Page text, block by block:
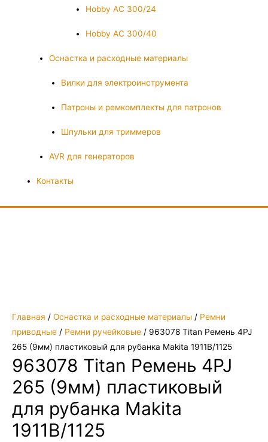
Hobby AC 300/24
Hobby AC 300/40
Оснастка и расходные материалы
Вилки для электроинструмента
Патроны и ремкомплекты для патронов
Шпульки для триммеров
AVR для генераторов
Контакты
Главная / Оснастка и расходные материалы / Ремни
приводные / Ремни ручейковые / 963078 Titan Ремень 4PJ
265 (9мм) пластиковый для рубанка Makita 1911B/1125
963078 Titan Ремень 4PJ
265 (9мм) пластиковый
для рубанка Makita
1911B/1125